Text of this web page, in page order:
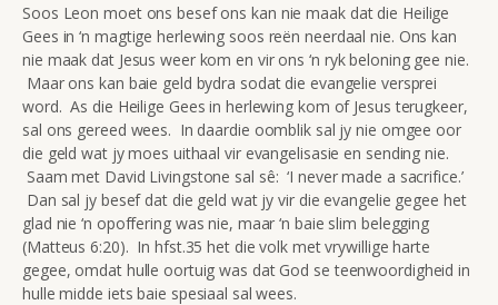
Soos Leon moet ons besef ons kan nie maak dat die Heilige
Gees in ‘n magtige herlewing soos reën neerdaal nie. Ons kan
nie maak dat Jesus weer kom en vir ons ‘n ryk beloning gee nie.
Maar ons kan baie geld bydra sodat die evangelie versprei
word. As die Heilige Gees in herlewing kom of Jesus terugkeer,
sal ons gereed wees. In daardie oomblik sal jy nie omgee oor
die geld wat jy moes uithaal vir evangelisasie en sending nie.
Saam met David Livingstone sal sê: ‘I never made a sacrifice.’
Dan sal jy besef dat die geld wat jy vir die evangelie gegee het
glad nie ‘n opoffering was nie, maar ‘n baie slim belegging
(Matteus 6:20). In hfst.35 het die volk met vrywillige harte
gegee, omdat hulle oortuig was dat God se teenwoordigheid in
hulle midde iets baie spesiaal sal wees.